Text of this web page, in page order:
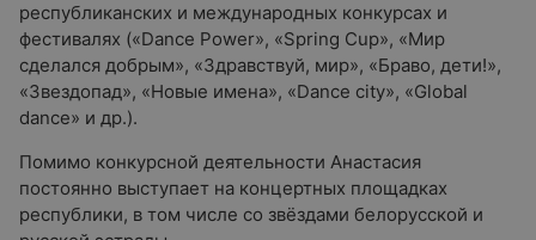
республиканских и международных конкурсах и
фестивалях («Dance Power», «Spring Cup», «Мир
сделался добрым», «Здравствуй, мир», «Браво, дети!»,
«Звездопад», «Новые имена», «Dance city», «Global
dance» и др.).
Помимо конкурсной деятельности Анастасия
постоянно выступает на концертных площадках
республики, в том числе со звёздами белорусской и